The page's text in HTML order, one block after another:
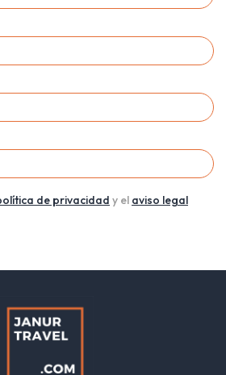
de privacidad y el aviso legal